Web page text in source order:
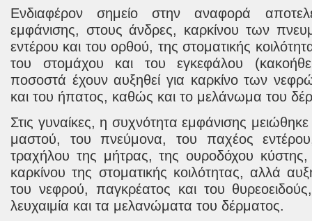
Ενδιαφέρον σημείο στην αναφορά
εμφάνισης, στους άνδρες, καρκίνου των
εντέρου και του ορθού, της στοματικής
του στομάχου και του εγκεφάλου
ποσοστά έχουν αυξηθεί για καρκίνο των
και του ήπατος, καθώς και το μελάνωμα του
Στις γυναίκες, η συχνότητα εμφάνισης μειώθηκε
μαστού, του
πνεύμονα, του παχέος
τραχήλου της μήτρας, της ουροδόχου
καρκίνου της στοματικής κοιλότητας,αλλά
του νεφρού, παγκρέατος και του θυρεοειδούς
λευχαιμία και τα μελανώματα του δέρματος.